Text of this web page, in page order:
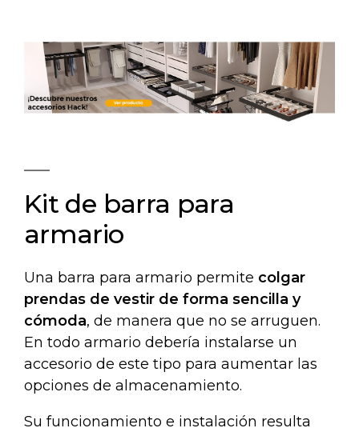
Kit de barra para
armario
Una barra para armario permite colgar
prendas de vestir de forma sencilla y
cómoda, de manera que no se arruguen.
En todo armario debería instalarse un
accesorio de este tipo para aumentar las
opciones de almacenamiento.
Su funcionamiento e instalación resulta